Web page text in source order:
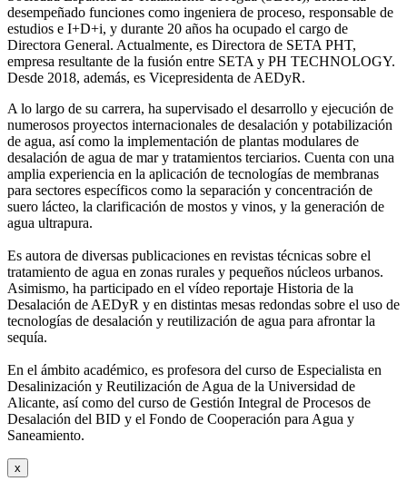
desempeñado funciones como ingeniera de proceso, responsable de
estudios e I+D+i, y durante 20 años ha ocupado el cargo de
Directora General. Actualmente, es Directora de SETA PHT,
empresa resultante de la fusión entre SETA y PH TECHNOLOGY.
Desde 2018, además, es Vicepresidenta de AEDyR.
A lo largo de su carrera, ha supervisado el desarrollo y ejecución de
numerosos proyectos internacionales de desalación y potabilización
de agua, así como la implementación de plantas modulares de
desalación de agua de mar y tratamientos terciarios. Cuenta con una
amplia experiencia en la aplicación de tecnologías de membranas
para sectores específicos como la separación y concentración de
suero lácteo, la clarificación de mostos y vinos, y la generación de
agua ultrapura.
Es autora de diversas publicaciones en revistas técnicas sobre el
tratamiento de agua en zonas rurales y pequeños núcleos urbanos.
Asimismo, ha participado en el vídeo reportaje Historia de la
Desalación de AEDyR y en distintas mesas redondas sobre el uso de
tecnologías de desalación y reutilización de agua para afrontar la
sequía.
En el ámbito académico, es profesora del curso de Especialista en
Desalinización y Reutilización de Agua de la Universidad de
Alicante, así como del curso de Gestión Integral de Procesos de
Desalación del BID y el Fondo de Cooperación para Agua y
Saneamiento.
x